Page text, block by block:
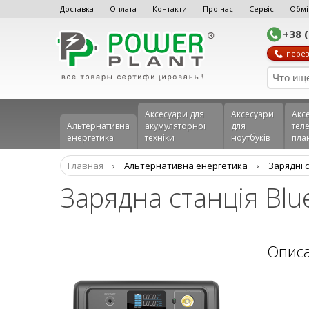
Доставка Оплата Контакти Про нас Сервіс
+38
Альтернативна
енергетика
Аксесуари для
акумуляторної
техніки
Аксесуари
для
ноутбуків
Главная › Альтернативна енергетика › Зарядні
Зарядна станція